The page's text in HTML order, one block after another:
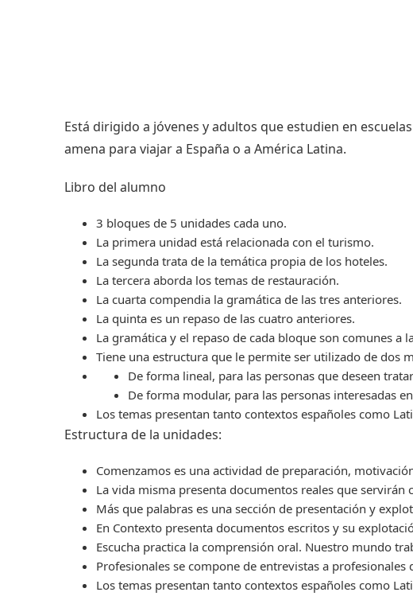
Está dirigido a jóvenes y adultos que estudien en
amena para viajar a España o a América Latina.
Libro del alumno
3 bloques de 5 unidades cada uno.
La primera unidad está relacionada con el turismo.
La segunda trata de la temática propia de los hoteles.
La tercera aborda los temas de restauración.
La cuarta compendia la gramática de las tres anteriores.
La quinta es un repaso de las cuatro anteriores.
La gramática y el repaso de cada bloque son comunes a
Tiene una estructura que le permite ser utilizado de dos
De forma lineal, para las personas que deseen
De forma modular, para las personas interesadas
Los temas presentan tanto contextos españoles como
Estructura de la unidades:
Comenzamos es una actividad de preparación,
La vida misma presenta documentos reales que servirán
Más que palabras es una sección de presentación y
En Contexto presenta documentos escritos y su
Escucha practica la comprensión oral. Nuestro mundo
Profesionales se compone de entrevistas a
Los temas presentan tanto contextos españoles como